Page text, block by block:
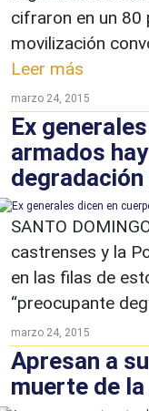
cifraron en un 80
movilización
Leer más
marzo 24, 2015
Ex
armados
SANTO
castrenses y la
en las filas de
“preocupante
marzo 24, 2015
Apresan a
muerte de